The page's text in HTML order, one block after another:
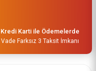
Kredi Karti ile Ödemelerde
Vade Farksız 3 Taksit İmkanı